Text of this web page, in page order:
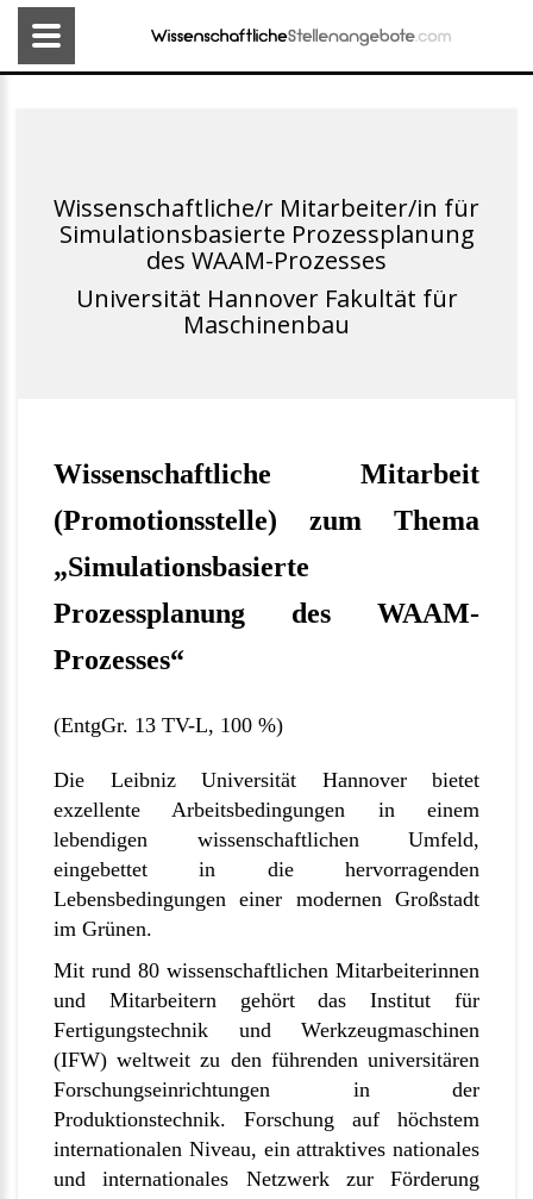
Wissenschaftliche/r Mitarbeiter/in für
Simulationsbasierte Prozessplanung
des WAAM-Prozesses
Universität Hannover Fakultät für
Maschinenbau
Wissenschaftliche Mitarbeit
(Promotionsstelle) zum Thema
„Simulationsbasierte
Prozessplanung des WAAM-
Prozesses“
(EntgGr. 13 TV-L, 100 %)
Die Leibniz Universität Hannover bietet
exzellente Arbeitsbedingungen in einem
lebendigen wissenschaftlichen Umfeld,
eingebettet in die hervorragenden
Lebensbedingungen einer modernen Großstadt
im Grünen.
Mit rund 80 wissenschaftlichen Mitarbeiterinnen
und Mitarbeitern gehört das Institut für
Fertigungstechnik und Werkzeugmaschinen
(IFW) weltweit zu den führenden universitären
Forschungseinrichtungen in der
Produktionstechnik. Forschung auf höchstem
internationalen Niveau, ein attraktives nationales
und internationales Netzwerk zur Förderung